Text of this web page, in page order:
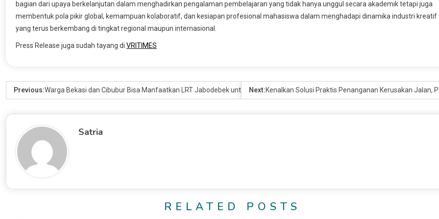
bagian dari upaya berkelanjutan dalam menghadirkan pengalaman pembelajaran yang tidak hanya unggul secara akademik tetapi juga
membentuk pola pikir global, kemampuan kolaboratif, dan kesiapan profesional mahasiswa dalam menghadapi dinamika industri kreatif
yang terus berkembang di tingkat regional maupun internasional.
Press Release juga sudah tayang di VRITIMES
Previous:Warga Bekasi dan Cibubur Bisa Manfaatkan LRT Jabodebek untuk Akses ke Jakarta Fair 2026
Next:Kenalkan Solusi Praktis Penanganan Kerusakan Jalan,
Satria
RELATED POSTS